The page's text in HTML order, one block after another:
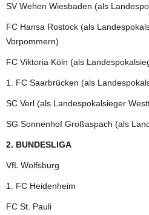
SV Wehen Wiesbaden (als
FC Hansa Rostock (als
Vorpommern)
FC Viktoria Köln (als
1. FC Saarbrücken (als
SC Verl (als Landespokalsieger
SG Sonnenhof Großaspach (als
2. BUNDESLIGA
VfL Wolfsburg
1. FC Heidenheim
FC St. Pauli